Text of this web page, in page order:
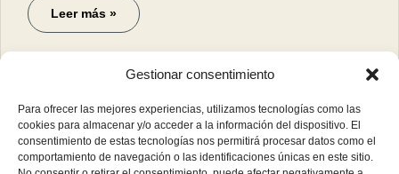
Gestionar consentimiento
Para ofrecer las mejores experiencias, utilizamos tecnologías como las
cookies para almacenar y/o acceder a la información del dispositivo. El
consentimiento de estas tecnologías nos permitirá procesar datos como el
comportamiento de navegación o las identificaciones únicas en este sitio.
Leer más »